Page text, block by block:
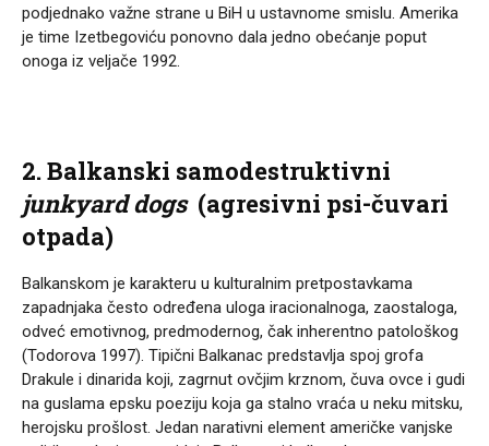
podjednako važne strane u BiH u ustavnome smislu. Amerika
je time Izetbegoviću ponovno dala jedno obećanje poput
onoga iz veljače 1992.
2. Balkanski samodestruktivni
junkyard dogs (agresivni psi-čuvari
otpada)
Balkanskom je karakteru u kulturalnim pretpostavkama
zapadnjaka često određena uloga iracionalnoga, zaostaloga,
odveć emotivnog, predmodernog, čak inherentno patološkog
(Todorova 1997). Tipični Balkanac predstavlja spoj grofa
Drakule i dinarida koji, zagrnut ovčjim krznom, čuva ovce i gudi
na guslama epsku poeziju koja ga stalno vraća u neku mitsku,
herojsku prošlost. Jedan narativni element američke vanjske